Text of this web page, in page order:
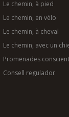
Le chemin, à pied
Le chemin, en vélo
Le chemin, à cheval
Le chemin, avec un
Promenades
Consell regulador